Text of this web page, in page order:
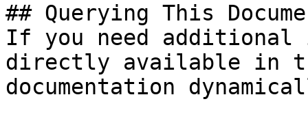
## Querying This
If you need
directly available in
documentation